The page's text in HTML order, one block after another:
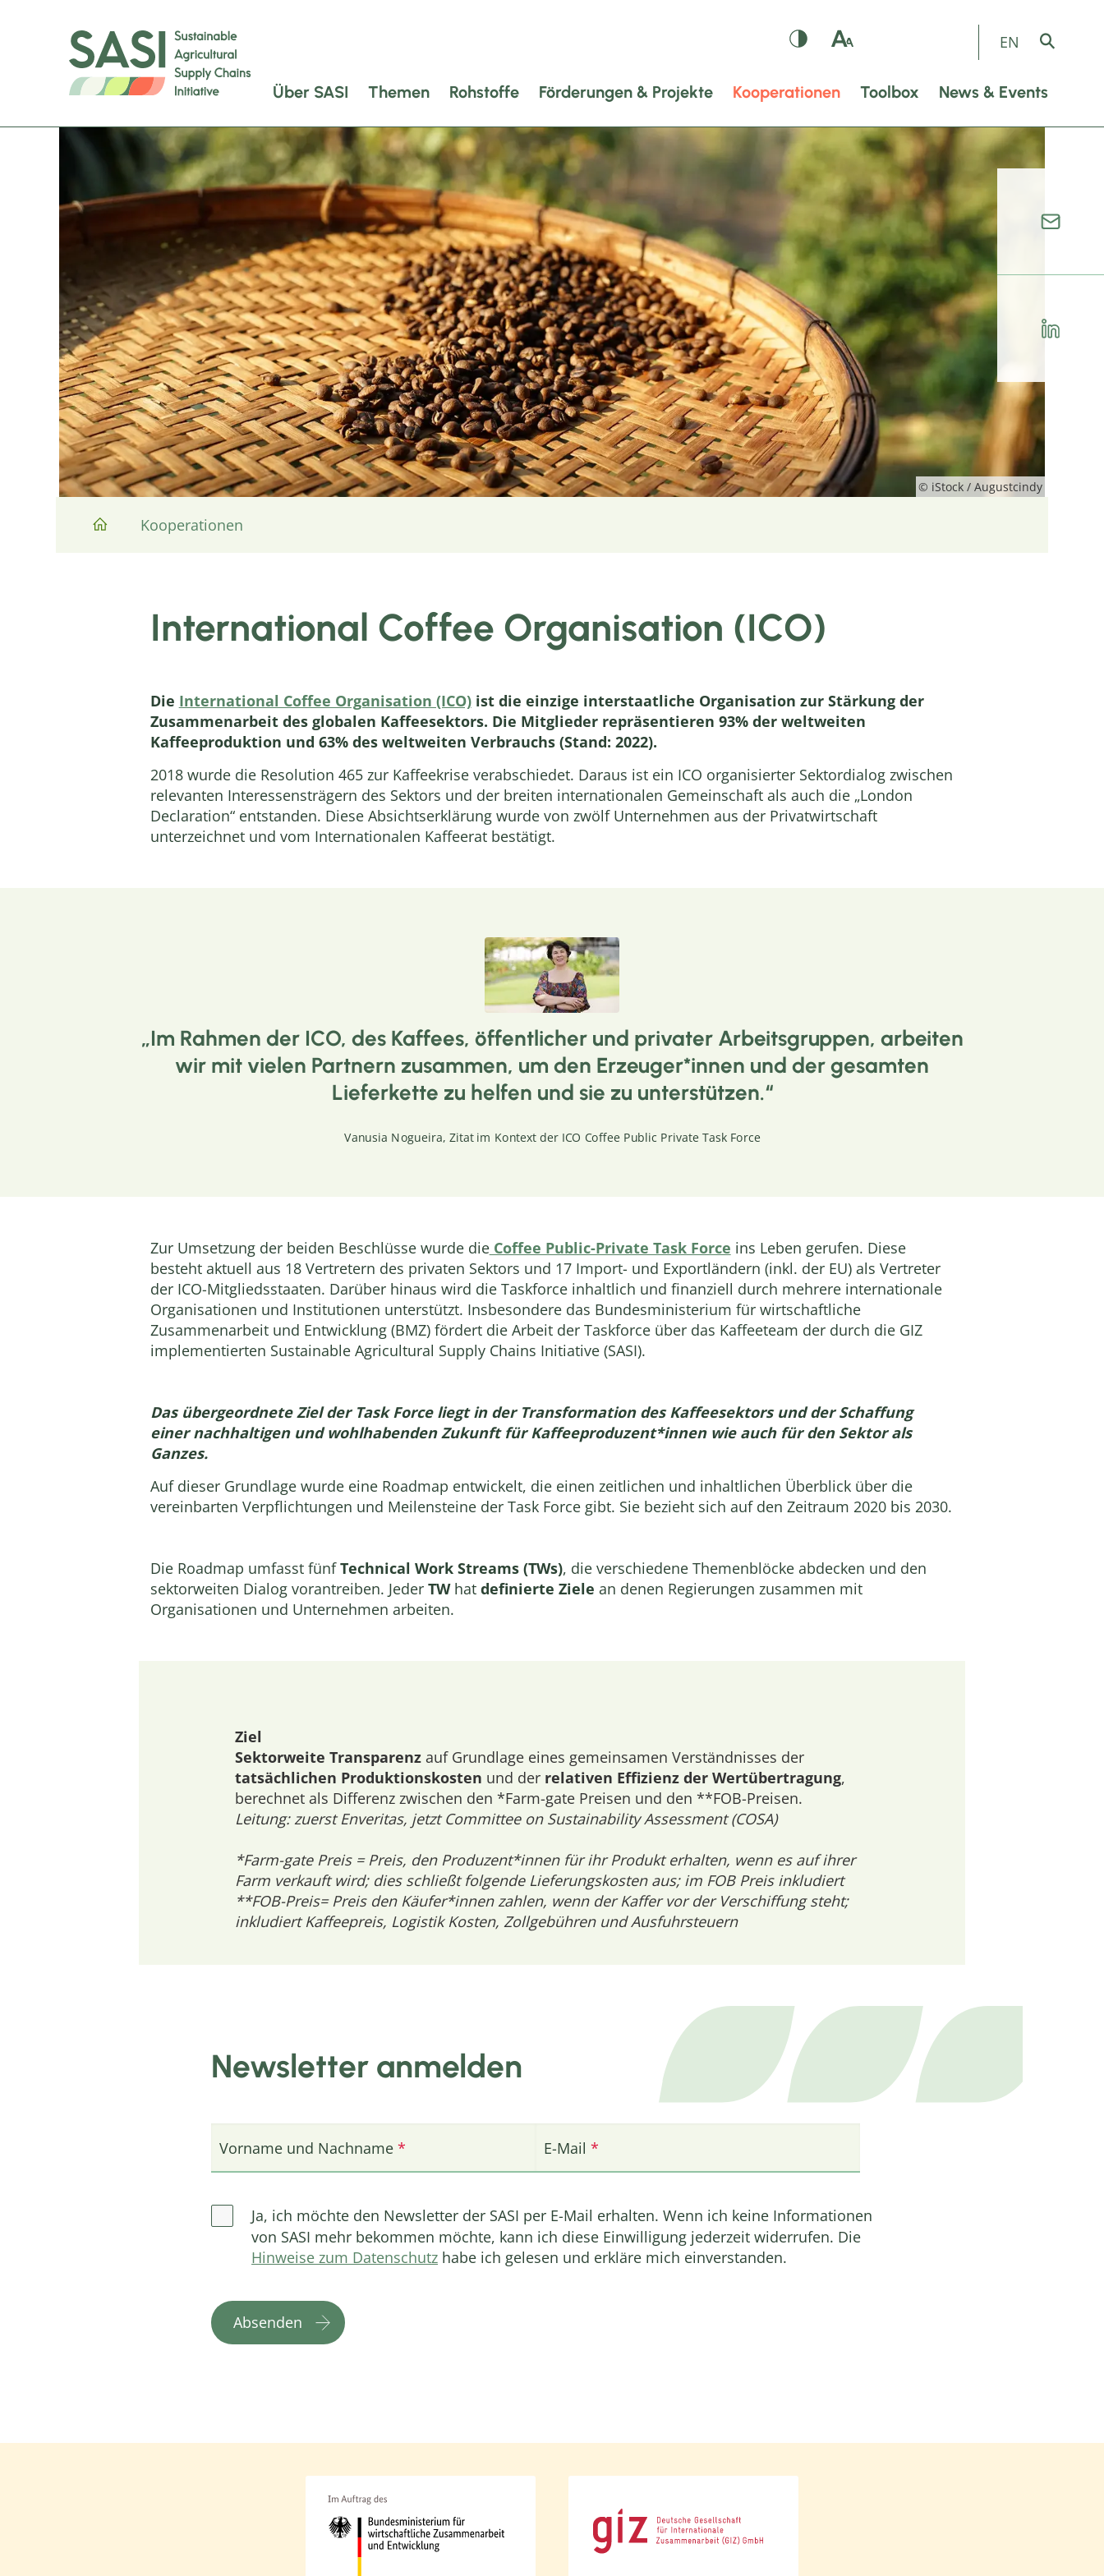
EN
Über SASI Themen Rohstoffe Förderungen & Projekte Kooperationen Toolbox News & Events
© iStock / Augustcindy
Kooperationen
International Coffee Organisation (ICO)
Die International Coffee Organisation (ICO)ist die einzige interstaatliche Organisation zur Stärkung der
Zusammenarbeit des globalen Kaffeesektors. Die Mitglieder repräsentieren 93% der weltweiten
Kaffeeproduktion und 63% des weltweiten Verbrauchs (Stand: 2022).
2018 wurde die Resolution 465 zur Kaffeekrise verabschiedet. Daraus ist ein ICO organisierter Sektordialog zwischen
relevanten Interessensträgern des Sektors und der breiten internationalen Gemeinschaft als auch die „London
Declaration“ entstanden. Diese Absichtserklärung wurde von zwölf Unternehmen aus der Privatwirtschaft
unterzeichnet und vom Internationalen Kaffeerat bestätigt.
Im Rahmen der ICO, des Kaffees, öffentlicher und privater Arbeitsgruppen, arbeiten
wir mit vielen Partnern zusammen, um den Erzeuger*innen und der gesamten
Lieferkette zu helfen und sie zu unterstützen.
Vanusia Nogueira, Zitat im Kontext der ICO Coffee Public Private Task Force
Zur Umsetzung der beiden Beschlüsse wurde dieCoffee Public-Private Task Force ins Leben gerufen. Diese
besteht aktuell aus 18 Vertretern des privaten Sektors und 17 Import- und Exportländern (inkl. der EU) als Vertreter
der ICO-Mitgliedsstaaten. Darüber hinaus wird die Taskforce inhaltlich und finanziell durch mehrere internationale
Organisationen und Institutionen unterstützt. Insbesondere das Bundesministerium für wirtschaftliche
Zusammenarbeit und Entwicklung (BMZ) fördert die Arbeit der Taskforce über das Kaffeeteam der durch die GIZ
implementierten Sustainable Agricultural Supply Chains Initiative (SASI).
Das übergeordnete Ziel der Task Force liegt in der Transformation des Kaffeesektors und der Schaffung
einer nachhaltigen und wohlhabenden Zukunft für Kaffeeproduzent*innen wie auch für den Sektor als
Ganzes.
Auf dieser Grundlage wurde eine Roadmap entwickelt, die einen zeitlichen und inhaltlichen Überblick über die
vereinbarten Verpflichtungen und Meilensteine der Task Force gibt. Sie bezieht sich auf den Zeitraum 2020 bis 2030.
Die Roadmap umfasst fünfTechnical Work Streams (TWs), die verschiedene Themenblöcke abdecken und den
sektorweiten Dialog vorantreiben. Jeder TWhat definierte Ziele an denen Regierungen zusammen mit
Organisationen und Unternehmen arbeiten.
Ziel
Sektorweite Transparenz auf Grundlage eines gemeinsamen Verständnisses der
tatsächlichen Produktionskosten und der relativen Effizienz der Wertübertragung,
berechnet als Differenz zwischen den *Farm-gate Preisen und den **FOB-Preisen.
Leitung: zuerst Enveritas, jetzt Committee on Sustainability Assessment (COSA)
*Farm-gate Preis = Preis, den Produzent*innen für ihr Produkt erhalten, wenn es auf ihrer
Farm verkauft wird; dies schließt folgende Lieferungskosten aus; im FOB Preis inkludiert
**FOB-Preis= Preis den Käufer*innen zahlen, wenn der Kaffer vor der Verschiffung steht;
inkludiert Kaffeepreis, Logistik Kosten, Zollgebühren und Ausfuhrsteuern
Newsletter anmelden
Vorname und Nachname E-Mail
Ja, ich möchte den Newsletter der SASI per E-Mail erhalten. Wenn ich keine Informationen
von SASI mehr bekommen möchte, kann ich diese Einwilligung jederzeit widerrufen. Die
Hinweise zum Datenschutz habe ich gelesen und erkläre mich einverstanden.
Absenden